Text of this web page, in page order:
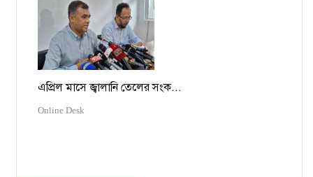
এপ্রিল মাসে জ্বালানি তেলের সংক...
Online Desk